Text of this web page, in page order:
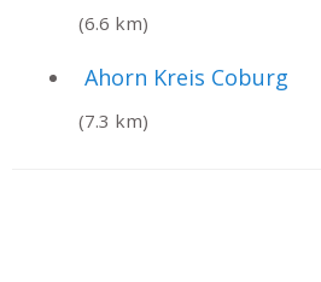
(6.6 km)
Ahorn Kreis Coburg
(7.3 km)